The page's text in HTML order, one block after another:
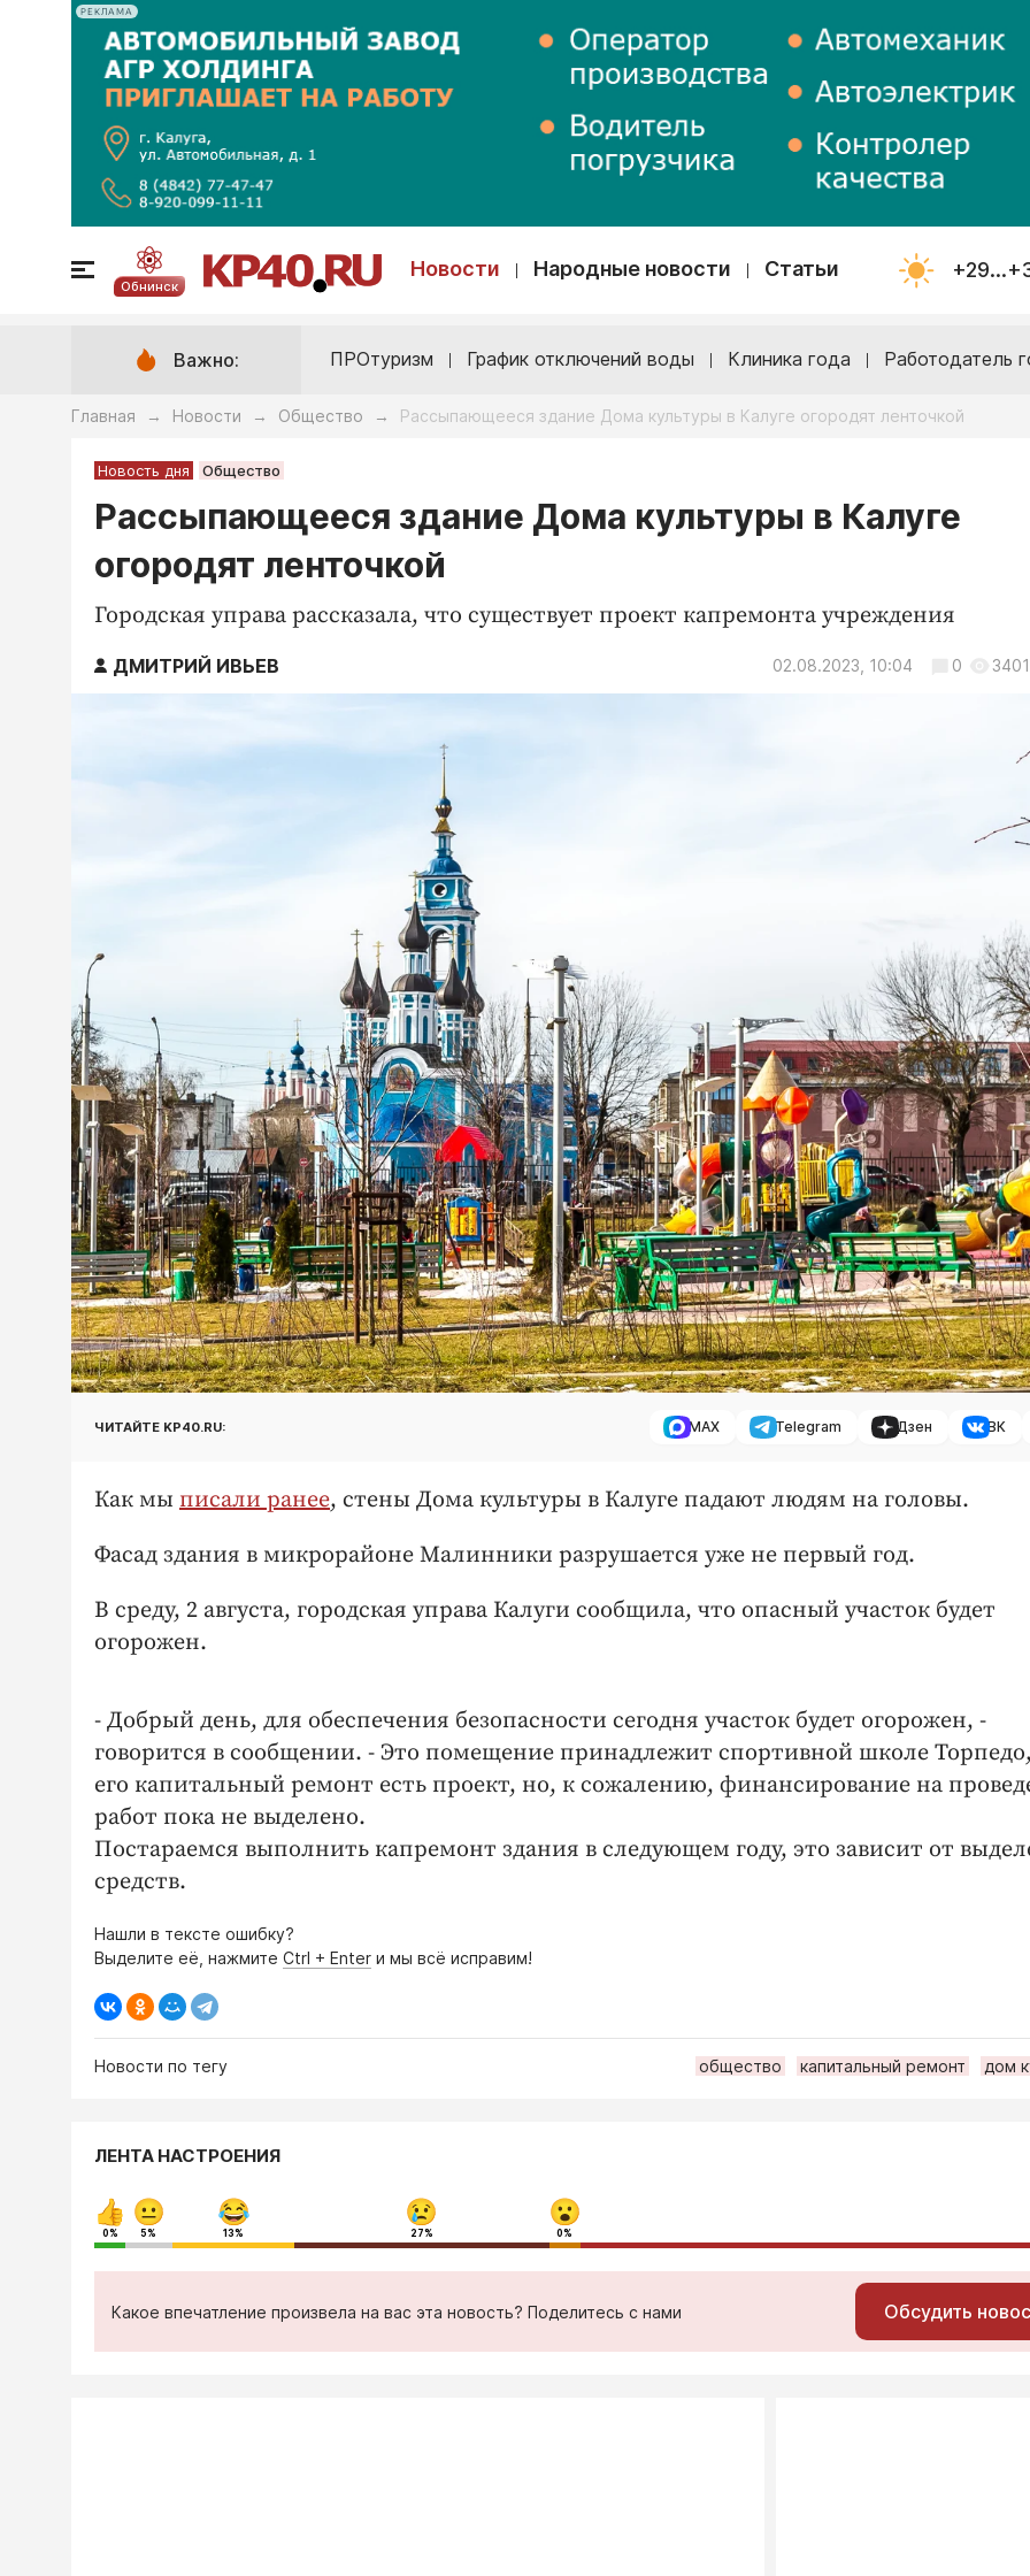
РЕКЛАМА
Обнинск
Новости Народные новости Статьи
Важно: ПРОтуризм График отключений воды Клиника года Работодатель
Главная → Новости → Общество → Рассыпающееся здание Дома культуры в Калуге огородят ленточкой
Новость дня Общество
Рассыпающееся здание Дома культуры в Калуге
огородят ленточкой
Городская управа рассказала, что существует проект капремонта учреждения
ДМИТРИЙ ИВЬЕВ 02.08.2023, 10:04 0 3401
ЧИТАЙТЕ KP40.RU: MAX Telegram Дзен ВК
Как мы писали ранее, стены Дома культуры в Калуге падают людям на головы.
Фасад здания в микрорайоне Малинники разрушается уже не первый год.
В среду, 2 августа, городская управа Калуги сообщила, что опасный участок будет
огорожен.
- Добрый день, для обеспечения безопасности сегодня участок будет огорожен, -
говорится в сообщении. - Это помещение принадлежит спортивной школе
его капитальный ремонт есть проект, но, к сожалению, финансирование на
работ пока не выделено.
Постараемся выполнить капремонт здания в следующем году, это зависит от
средств.
Нашли в тексте ошибку?
Выделите её, нажмите Ctrl + Enter и мы всё исправим!
Новости по тегу общество капитальный ремонт дом
ЛЕНТА НАСТРОЕНИЯ
0% 5% 13% 27% 0%
Какое впечатление произвела на вас эта новость? Поделитесь с нами Обсудить